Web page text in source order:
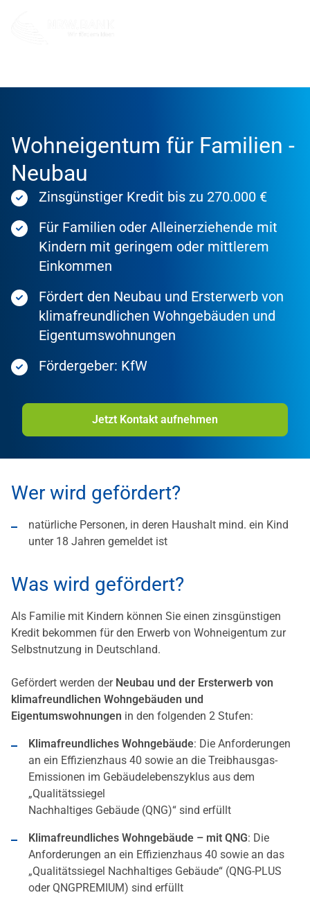
Wohneigentum für Familien -
Neubau
Zinsgünstiger Kredit bis zu 270.000 €
Für Familien oder Alleinerziehende mit
Kindern mit geringem oder mittlerem
Einkommen
Fördert den Neubau und Ersterwerb von
klimafreundlichen Wohngebäuden und
Eigentumswohnungen
Fördergeber: KfW
Jetzt Kontakt aufnehmen
Wer wird gefördert?
natürliche Personen, in deren Haushalt mind. ein Kind
unter 18 Jahren gemeldet ist
Was wird gefördert?
Als Familie mit Kindern können Sie einen zinsgünstigen
Kredit bekommen für den Erwerb von Wohneigentum zur
Selbstnutzung in Deutschland.
Gefördert werden der Neubau und der Ersterwerb von
klimafreundlichen Wohngebäuden und
Eigentumswohnungen in den folgenden 2 Stufen:
Klimafreundliches Wohngebäude: Die Anforderungen
an ein Effizienzhaus 40 sowie an die Treibhausgas-
Emissionen im Gebäudelebenszyklus aus dem
„Qualitätssiegel
Nachhaltiges Gebäude (QNG)“ sind erfüllt
Klimafreundliches Wohngebäude – mit QNG: Die
Anforderungen an ein Effizienzhaus 40 sowie an das
„Qualitätssiegel Nachhaltiges Gebäude“ (QNG-PLUS
oder QNGPREMIUM) sind erfüllt